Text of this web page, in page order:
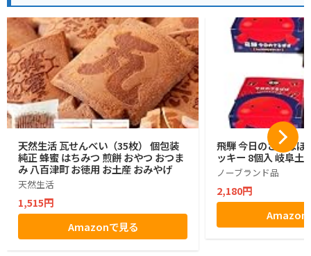
天然生活 瓦せんべい（35枚） 個包装
純正 蜂蜜 はちみつ 煎餅 おやつ おつま
み 八百津町 お徳用 お土産 おみやげ
天然生活
1,515円
Amazonで見る
飛騨 今日のさるぼぼ
ッキー 8個入 岐阜土
ノーブランド品
2,180円
Amazon